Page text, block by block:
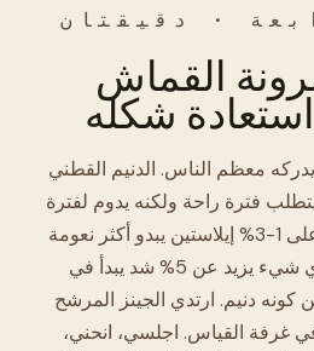
· دقيقتان
القماش
شكله
معظم الناس. الدنيم القطني
ويتطلب فترة راحة ولكنه يدوم لفترة
أطول. الدنيم الذي يحتوي على 1-3% إيلاستين يبدو أكثر نعومة
على الفور ويتحرك معكِ. أي شيء يزيد عن 5% شد يبدأ في
كونه دنيم. ارتدي الجينز المرشح
في غرفة القياس. اجلسي، انحني،